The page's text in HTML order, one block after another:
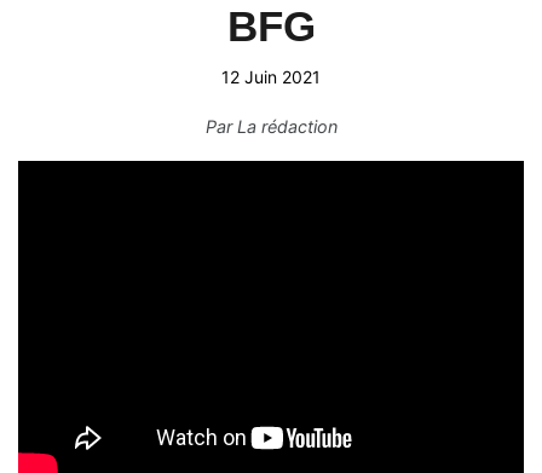
BFG
12 Juin 2021
ParLa rédaction